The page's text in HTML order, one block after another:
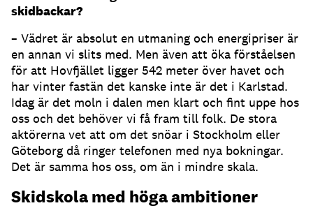
skidbackar?
– Vädret är absolut en utmaning och energipriser är
en annan vi slits med. Men även att öka förståelsen
för att Hovfjället ligger 542 meter över havet och
har vinter fastän det kanske inte är det i Karlstad.
Idag är det moln i dalen men klart och fint uppe hos
oss och det behöver vi få fram till folk. De stora
aktörerna vet att om det snöar i Stockholm eller
Göteborg då ringer telefonen med nya bokningar.
Det är samma hos oss, om än i mindre skala.
Skidskola med höga ambitioner